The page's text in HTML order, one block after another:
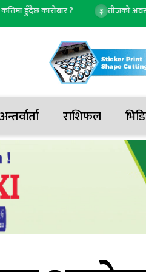
कारोबार ? ३ तीजको अवसरमा
अन्तर्वार्ता राशिफल